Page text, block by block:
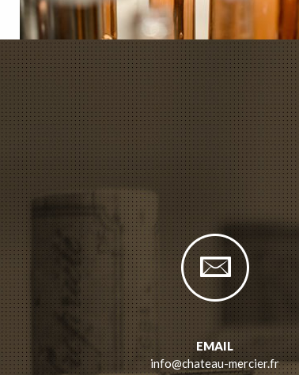
EMAIL
info@chateau-mercier.fr